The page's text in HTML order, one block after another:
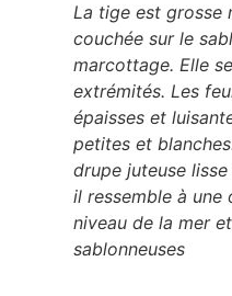
La tige est grosse
couchée sur le
marcottage. Elle
extrémités. Les
épaisses et
petites et
drupe juteuse
il ressemble à une
niveau de la mer
sablonneuses